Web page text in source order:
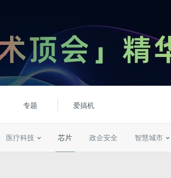
专题 爱搞机
医疗科技 芯片 政企安全 智慧城市